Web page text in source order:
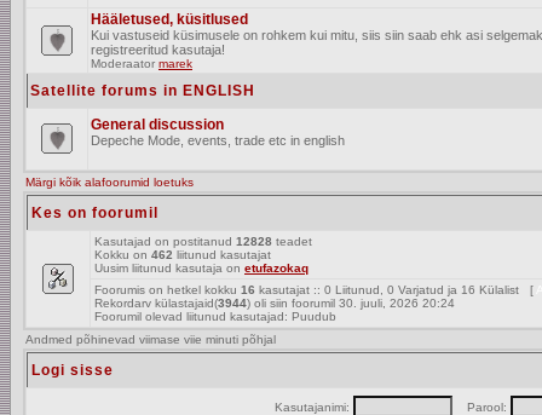
Hääletused, küsitlused
Kui vastuseid küsimusele on rohkem kui mitu, siis siin saab ehk asi
registreeritud kasutaja!
Moderaator marek
Satellite forums in ENGLISH
General discussion
Depeche Mode, events, trade etc in english
Märgi kõik alafoorumid loetuks
Kes on foorumil
Kasutajad on postitanud 12828 teadet
Kokku on 462 liitunud kasutajat
Uusim liitunud kasutaja on etufazokaq
Foorumis on hetkel kokku 16 kasutajat :: 0 Liitunud, 0 Varjatud ja 16 Külalist [
Rekordarv külastajaid(3944) oli siin foorumil 30. juuli, 2026 20:24
Foorumil olevad liitunud kasutajad: Puudub
Andmed põhinevad viimase viie minuti põhjal
Logi sisse
Kasutajanimi: Parool: